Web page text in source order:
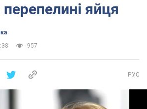
яйця
957
РУС